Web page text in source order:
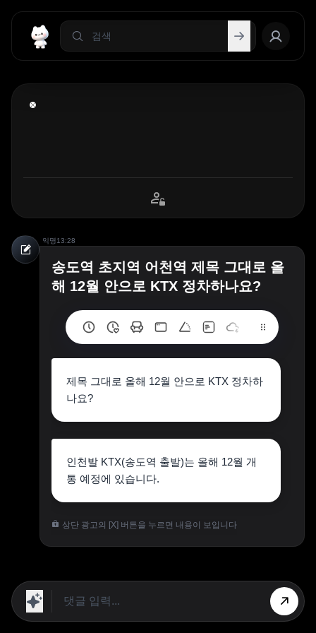
익명13:28
송도역 초지역 어천역 제목 그대로 올
해 12월 안으로 KTX 정차하나요?
제목 그대로 올해 12월 안으로 KTX 정차하
나요?
인천발 KTX(송도역 출발)는 올해 12월 개
통 예정에 있습니다.
상단 광고의 [X] 버튼을 누르면 내용이 보입니다